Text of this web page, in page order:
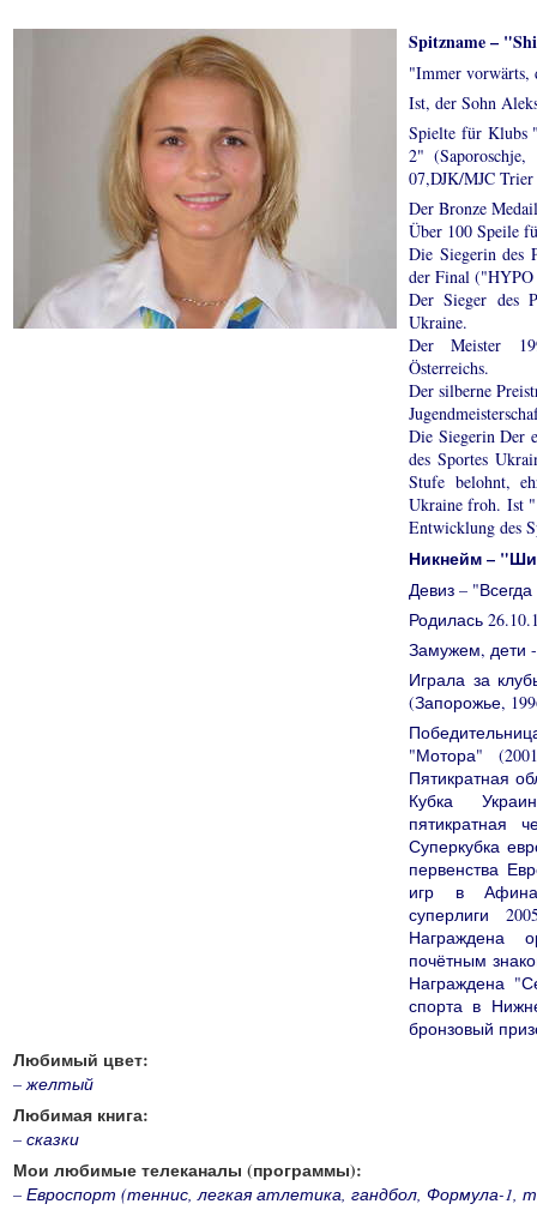
Spitzname –
"Immer vorwärts,
Ist, der Sohn
Spielte für Klubs
2"
07,DJK/MJC
Der Bronze
Über 100 Speile
Die Siegerin des
der Final
Der Sieger des
Ukraine.
Der Meister
Österreichs.
Der silberne
Die Siegerin Der
des Sportes
Stufe belohnt,
Ukraine froh. Ist
Entwicklung des
Никнейм –
Девиз –
Родилась
Замужем, дети
Играла за
(Запорожье,
"Мотора"
Пятикратная
Кубка
пятикратная
Суперкубка
первенства
игр в
суперлиги
Награждена
почётным
Награждена
спорта в
бронзовый
Любимый цвет:
– желтый
Любимая книга:
– сказки
Мои любимые телеканалы (программы):
– Евроспорт (теннис, легкая атлетика, гандбол, Формула-1,